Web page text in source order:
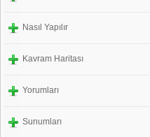
Nasıl Yapılır
Kavram Haritası
Yorumları
Sunumları